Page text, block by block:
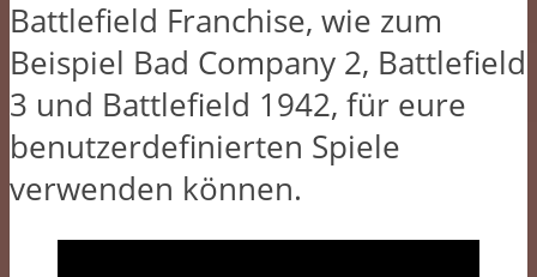
Battlefield Franchise, wie zum
Beispiel Bad Company 2, Battlefield
3 und Battlefield 1942, für eure
benutzerdefinierten Spiele
verwenden können.